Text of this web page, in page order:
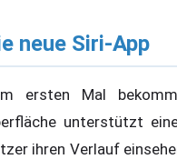
neue Siri-App
ersten Mal
unterstützt
ihren Verlauf